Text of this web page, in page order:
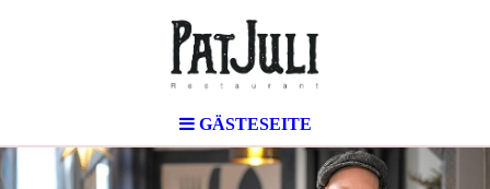
GÄSTESEITE